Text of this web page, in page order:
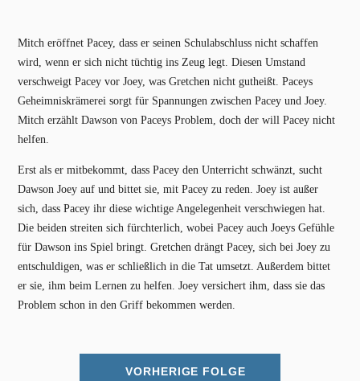
Mitch eröffnet Pacey, dass er seinen Schulabschluss nicht schaffen
wird, wenn er sich nicht tüchtig ins Zeug legt. Diesen Umstand
verschweigt Pacey vor Joey, was Gretchen nicht gutheißt. Paceys
Geheimniskrämerei sorgt für Spannungen zwischen Pacey und Joey.
Mitch erzählt Dawson von Paceys Problem, doch der will Pacey nicht
helfen.
Erst als er mitbekommt, dass Pacey den Unterricht schwänzt, sucht
Dawson Joey auf und bittet sie, mit Pacey zu reden. Joey ist außer
sich, dass Pacey ihr diese wichtige Angelegenheit verschwiegen hat.
Die beiden streiten sich fürchterlich, wobei Pacey auch Joeys Gefühle
für Dawson ins Spiel bringt. Gretchen drängt Pacey, sich bei Joey zu
entschuldigen, was er schließlich in die Tat umsetzt. Außerdem bittet
er sie, ihm beim Lernen zu helfen. Joey versichert ihm, dass sie das
Problem schon in den Griff bekommen werden.
VORHERIGE FOLGE